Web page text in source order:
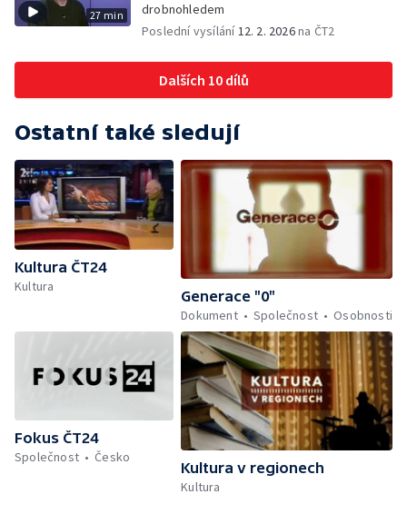
27 min
drobnohledem
Poslední vysílání12. 2. 2026na ČT2
Dalších 10 dílů
Ostatní také sledují
Kultura ČT24
Kultura
Generace "0"
Dokument
Společnost Osobnosti
Fokus ČT24
Společnost
Česko
Kultura v regionech
Kultura